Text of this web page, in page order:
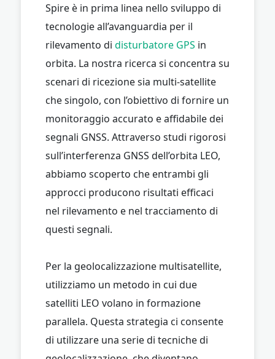
Spire è in prima linea nello sviluppo di
tecnologie all’avanguardia per il
rilevamento di disturbatore GPS in
orbita. La nostra ricerca si concentra su
scenari di ricezione sia multi-satellite
che singolo, con l’obiettivo di fornire un
monitoraggio accurato e affidabile dei
segnali GNSS. Attraverso studi rigorosi
sull’interferenza GNSS dell’orbita LEO,
abbiamo scoperto che entrambi gli
approcci producono risultati efficaci
nel rilevamento e nel tracciamento di
questi segnali.
Per la geolocalizzazione multisatellite,
utilizziamo un metodo in cui due
satelliti LEO volano in formazione
parallela. Questa strategia ci consente
di utilizzare una serie di tecniche di